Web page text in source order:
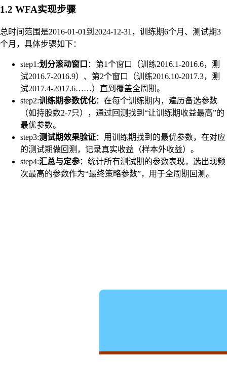
1.2 WFA实现步骤
总时间范围是2016-01-01到2024-12-31，训练期6个月、测试期3
个月，具体步骤如下：
step1:划分滚动窗口 ：第1个窗口（训练2016.1-2016.6，测
试2016.7-2016.9）、第2个窗口（训练2016.10-2017.3，测
试2017.4-2017.6……）直到覆盖全周期。
step2:训练期参数优化：在每个训练期内，遍历备选参数
（如持股数2-7只），通过回测找到“让训练期收益最高”的
最优参数。
step3:测试期效果验证：用训练期找到的最优参数，在对应
的测试期做回测，记录真实收益（样本外收益）。
step4:汇总与定参：统计所有测试期的参数表现，选出现频
次最高的参数作为“最终策略参数”，用于全周期回测。